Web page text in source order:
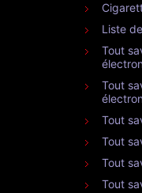
Liste
Tout
Tout
Tout
Tout
Tout
Tout